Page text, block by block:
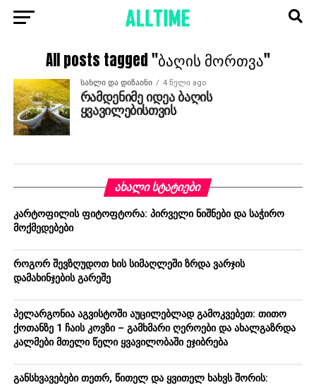
All posts tagged "ბაღის მორთვა"
ᲡᲐᲮᲚᲘ ᲓᲐ ᲓᲘᲖᲐᲘᲜᲘ 4 წელი ago
რამდენიმე იდეა ბაღის
ყვავილებისთვის
ᲐᲮᲐᲚᲘ ᲡᲢᲐᲢᲘᲔᲑᲘ
კარტოფილის ფიტოფტორა: პირველი ნიშნები და საჭირო
მოქმედებები
როგორ შევზღუდოთ ხის სიმაღლეში ზრდა ვარჯის
დამახინჯების გარეშე
პელარგონია აგვისტოში აუცილებლად გამოკვებეთ: თითო
ქოთანზე 1 ჩაის კოვზი – გამხმარი ღეროები და ახალგაზრდა
კალმები მთელი წელი ყვავილობაში ეჯიბრება
განსხვავებები თეთრ, წითელ და ყვითელ ხახვს შორის: